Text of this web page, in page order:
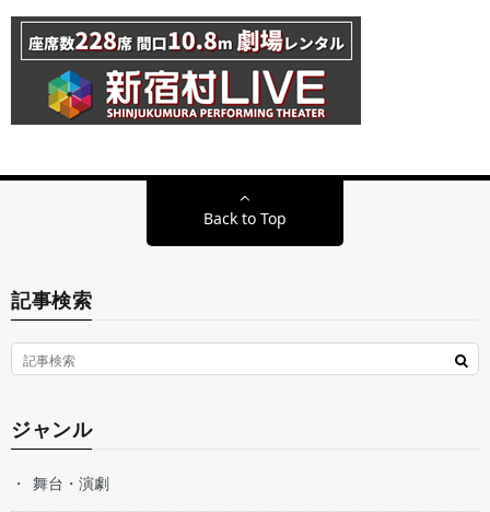
Back to Top
記事検索
ジャンル
舞台・演劇